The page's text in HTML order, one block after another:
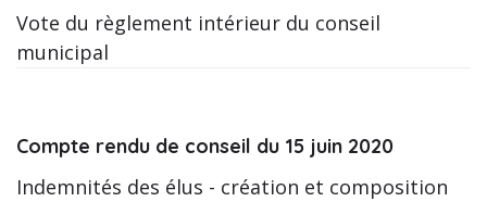
Vote du règlement intérieur du conseil
municipal
Compte rendu de conseil du 15 juin 2020
Indemnités des élus - création et composition